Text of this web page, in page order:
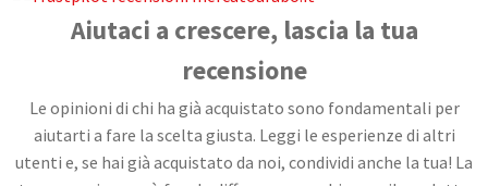
MACELLERIA
CHI SIAMO
Aiutaci a crescere, lascia la tua
recensione
Le opinioni di chi ha già acquistato sono fondamentali per
aiutarti a fare la scelta giusta. Leggi le esperienze di altri
utenti e, se hai già acquistato da noi, condividi anche la tua! La